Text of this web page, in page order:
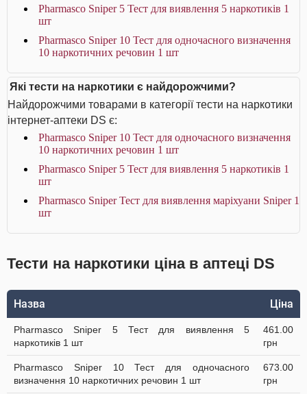
Pharmasco Sniper 5 Тест для виявлення 5 наркотиків 1
шт
Pharmasco Sniper 10 Тест для одночасного визначення
10 наркотичних речовин 1 шт
Які тести на наркотики є найдорожчими?
Найдорожчими товарами в категорії тести на наркотики
інтернет-аптеки DS є:
Pharmasco Sniper 10 Тест для одночасного визначення
10 наркотичних речовин 1 шт
Pharmasco Sniper 5 Тест для виявлення 5 наркотиків 1
шт
Pharmasco Sniper Тест для виявлення маріхуани Sniper 1
шт
Тести на наркотики ціна в аптеці DS
Назва Ціна
Pharmasco Sniper 5 Тест для виявлення 5
наркотиків 1 шт
461.00
грн
Pharmasco Sniper 10 Тест для одночасного
визначення 10 наркотичних речовин 1 шт
673.00
грн